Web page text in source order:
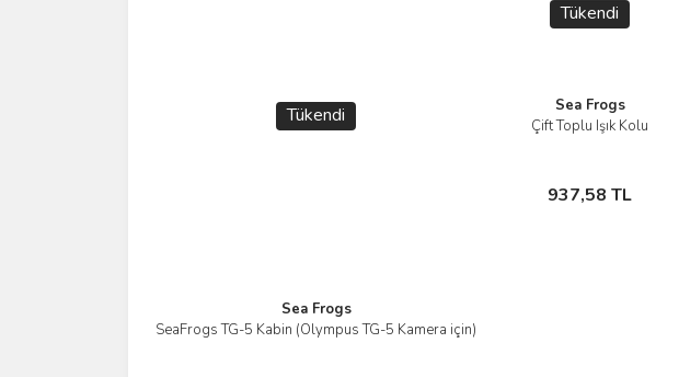
Tükendi
Sea Frogs
SeaFrogs TG-5 Kabin (Olympus TG-5 Kamera için)
İncele
Tükendi
Sea Frogs
Çift Toplu Işık Kolu
937,58 TL
İncele
Yok